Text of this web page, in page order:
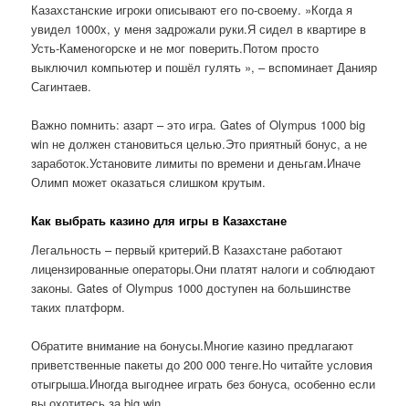
Казахстанские игроки описывают его по-своему. »Когда я
увидел 1000x, у меня задрожали руки.Я сидел в квартире в
Усть-Каменогорске и не мог поверить.Потом просто
выключил компьютер и пошёл гулять », – вспоминает Данияр
Сагинтаев.
Важно помнить: азарт – это игра. Gates of Olympus 1000 big
win не должен становиться целью.Это приятный бонус, а не
заработок.Установите лимиты по времени и деньгам.Иначе
Олимп может оказаться слишком крутым.
Как выбрать казино для игры в Казахстане
Легальность – первый критерий.В Казахстане работают
лицензированные операторы.Они платят налоги и соблюдают
законы. Gates of Olympus 1000 доступен на большинстве
таких платформ.
Обратите внимание на бонусы.Многие казино предлагают
приветственные пакеты до 200 000 тенге.Но читайте условия
отыгрыша.Иногда выгоднее играть без бонуса, особенно если